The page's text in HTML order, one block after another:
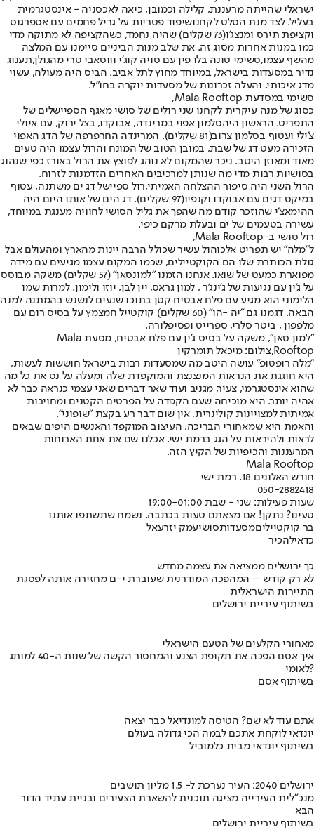
ישראלי שהייתה מרעננת, קלילה וכמובן, כיאה לאכסניה - אינסטגרמית
בעליל. לצד מנת הסלט לקחנושיפוד פטריות על גריל פחמים עם אספרגוס
וקציפת תירס ומנצג'ו
(73 שקלים) שהיה נחמד, כשהקציפה לא מתוקה מדי
כמו במנות אחרות מסוג זה. את שלב מנות הביניים סיימנו עם המלצה
מהשף עצמו,סשימי טונה בלו פין עם סויה קוג'י וווסאבי טרי מהגולן,תענוג
נדיר במסעדות בישראל, במיוחד מחוץ לתל אביב. הביס היה מעולה, עשוי
מדג איכותי, והעלה זכרונות של מסעדות יוקרה בחו"ל.
סשימי במסדעת Mala Rooftop,
כסוג של מנה עיקרית לקחנו שני רולים של סושי מאגף הספיישלים של
התפריט. הראשון היהסלמון אפוי במרינדה, אבוקדו, בצל ירוק, עם איולי
צ'ילי ועטוף בסלמון צרוב
(81 שקלים). המרינדה החרפרפה של הדג האפוי
הזכירה מעט דג של שבת, במובן הטוב של המונח והרול עצמו היה טעים
מאוד ומאוזן היטב. ניכר שהמקום לא נוהג לפוצץ את הרול באורז כפי שנהוג
בסושיות רבות מדי מה שנותן למרכיבים האחרים הזדמנות לזרוח.
הרול השני היה סיפור ההצלחה האמיתי,רול ספיישל דג ים משתנה, עטוף
במיקס דגים עם אבוקדו וקנפיו
(97 שקלים). דג הים של אותו היום היה
ההימאצ'י שהוזכר קודם מה שהפך את גליל הסושי לחוויה מענגת במיוחד,
עשירה בטעמים של ים ובעלת מרקם כיפי.
רול סושי ב-Mala Rooftop,
ל"מלה" יש תפריט אלכוהול עשיר שכולל הרבה יינות מהארץ ומהעולם אבל
גולת הכותרת שלו הם הקוקטיילים, שכמו המקום עצמו מגיעים עם מידה
מפוארת כמעט של שואו. אנחנו הזמנו "למונסאן
" (57 שקלים) משקה מבוסס
על ג'ין עם נגיעות של ג'ינג'ר , למון גראס, יין לבן, יוזו ולימון. למרות שמו
הלימוני הוא מגיע עם פלח אבטיח קטן בתוכו שנעים לנשנש בהמתנה למנה
הבאה. דגמנו גם "יה -הו
" (60 שקלים) קוקטייל חמצמץ על בסיס רום עם
מלפפון , ביטר סלרי, ספרייט ופסיפלורה.
"למון סאן", משקה על בסיס ג'ין עם פלח אבטיח, מסעת Mala
Rooftop,צילום: מיכאל תומרקין
"מלה רופטופ" עושה היטב מה שמסעדות רבות בישראל חוששות לעשות,
היא חוגגת את הנראות המנצנצת והמוקפדת שלה ומעלה על נס את כל מה
שהוא אינסטגרמי, צעיר, מגניב ועוד שאר דברים שאני עצמי כנראה כבר לא
אהיה יותר. היא מוכיחה שעם הקפדה על הפרטים הקטנים ומחויבות
אמיתית למצויינות קולינרית, אין שום דבר רע בקצת "שופוני".
והאמת היא שמאחורי הבריכה, העיצוב המוקפד והאנשים היפים שבאים
לראות ולהיראות על הגג ברמת ישי, אכלנו שם את אחת הארוחות
המרעננות והכיפיות של הקיץ הזה.
Mala Rooftop
חורש האלונים 18, רמת ישי
050-2882418
שעות פעילות: שני - שבת 19:00-01:00
טעינו? נתקן! אם מצאתם טעות בכתבה, נשמח שתשתפו אותנו
בר קוקטייליםמסעדותסושיעמק יזרעאל
כדאילהכיר
כך ירושלים ממציאה את עצמה מחדש
לא רק קודש – המהפכה המודרנית שעוברת י-ם מחזירה אותה לפסגת
התיירות הישראלית
בשיתוף עיריית ירושלים
מאחורי הקלעים של הטעם הישראלי
איך אסם הפכה את תקופת הצנע והמחסור הקשה של שנות ה-40 למותג
לאומי?
בשיתוף אסם
אתם עוד לא שם? הטיסה למונדיאל כבר יצאה
יונדאי לוקחת אתכם לבמה הכי גדולה בעולם
בשיתוף יונדאי מבית כלמוביל
ירושלים 2040: העיר נערכת ל- 1.5 מליון תושבים
מנכ"לית העירייה מציגה תוכנית להשארת הצעירים ובניית עתיד הדור
הבא
בשיתוף עיריית ירושלים